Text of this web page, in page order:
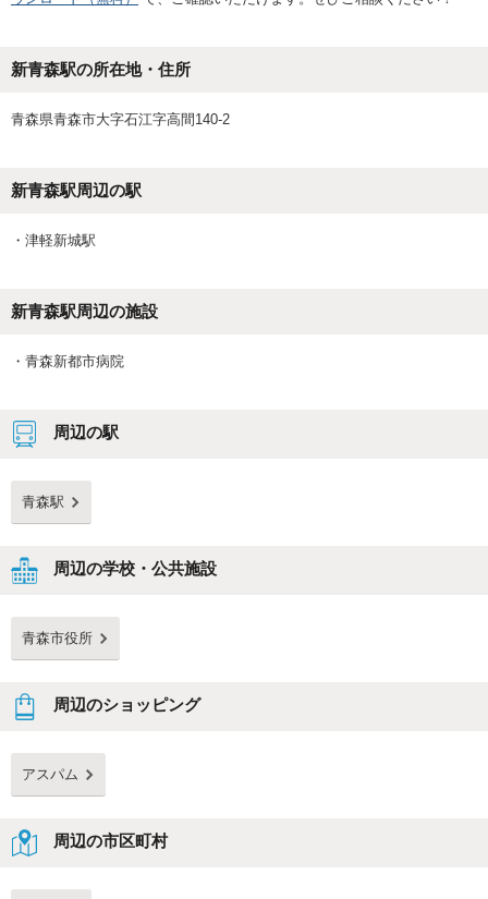
新青森駅の所在地・住所
青森県青森市大字石江字高間140-2
新青森駅周辺の駅
・ 津軽新城駅
新青森駅周辺の施設
・ 青森新都市病院
周辺の駅
青森駅
周辺の学校・公共施設
青森市役所
周辺のショッピング
アスパム
周辺の市区町村